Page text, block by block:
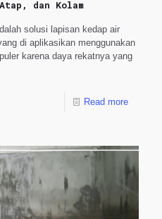
dan Kolam
solusi lapisan kedap air
di aplikasikan menggunakan
karena daya rekatnya yang
Read more